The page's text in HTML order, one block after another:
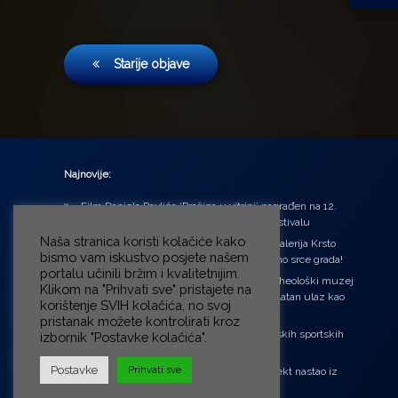
Navigacija
objava
Starije objave
Najnovije:
Film Daniela Pavlića ‘Prašina u vitrini’ nagrađen na 12.
Green Montenegro International Film Festivalu
U središtu Petrinje otvorena obnovljena Galerija Krsto
Hegedušić: Kultura vraćena kući, u samo srce grada!
Od petka do nedjelje (31.7. – 2.8.2026.) Arheološki muzej
u Zagrebu otvara vrata građanima: Besplatan ulaz kao
zaklon od toplinskog vala
‘Ni med cvetjem ni pravice’ na Aleji hrvatskih sportskih
“Rubikova kocka – složi svoju priču”, projekt nastao iz
potrebe da se čuje glas djece!
Naša stranica koristi kolačiće kako
bismo vam iskustvo posjete našem
portalu učinili bržim i kvalitetnijim.
Klikom na "Prihvati sve" pristajete na
korištenje SVIH kolačića, no svoj
pristanak možete kontrolirati kroz
izbornik "Postavke kolačića".
Postavke Prihvati sve